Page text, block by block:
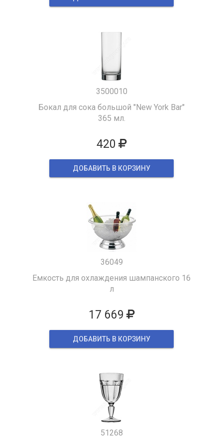
3500010
Бокал для сока большой "New York Bar"
365 мл.
420
ДОБАВИТЬ В КОРЗИНУ
36049
Емкость для охлаждения шампанского 16
л
17 669
ДОБАВИТЬ В КОРЗИНУ
51268